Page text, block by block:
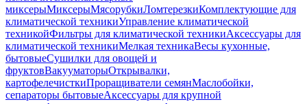
миксерыМиксерыМясорубкиЛомтерезкиКомплектующие для
климатической техникиУправление климатической
техникойФильтры для климатической техникиАксессуары для
климатической техникиМелкая техникаВесы кухонные,
бытовыеСушилки для овощей и
фруктовВакууматорыОткрывалки,
картофелечисткиПроращиватели семянМаслобойки,
сепараторы бытовыеАксессуары для крупной